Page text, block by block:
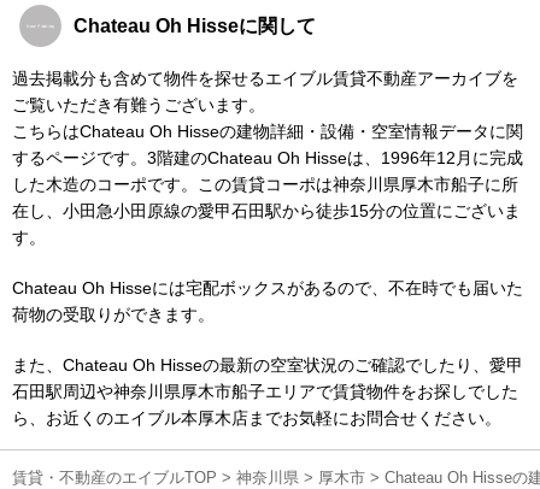
Chateau Oh Hisseに関して
過去掲載分も含めて物件を探せるエイブル賃貸不動産アーカイブを
ご覧いただき有難うございます。
こちらはChateau Oh Hisseの建物詳細・設備・空室情報データに関
するページです。3階建のChateau Oh Hisseは、1996年12月に完成
した木造のコーポです。この賃貸コーポは神奈川県厚木市船子に所
在し、小田急小田原線の愛甲石田駅から徒歩15分の位置にございま
す。
Chateau Oh Hisseには宅配ボックスがあるので、不在時でも届いた
荷物の受取りができます。
また、Chateau Oh Hisseの最新の空室状況のご確認でしたり、愛甲
石田駅周辺や神奈川県厚木市船子エリアで賃貸物件をお探しでした
ら、お近くのエイブル本厚木店までお気軽にお問合せください。
賃貸・不動産のエイブルTOP > 神奈川県 > 厚木市 > Chateau Oh Hisseの